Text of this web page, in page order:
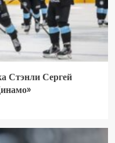
Стэнли Сергей